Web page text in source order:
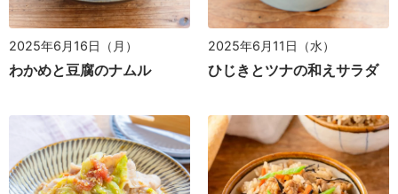
2025年6月16日（月）
わかめと豆腐のナムル
2025年6月11日（水）
ひじきとツナの和えサラダ